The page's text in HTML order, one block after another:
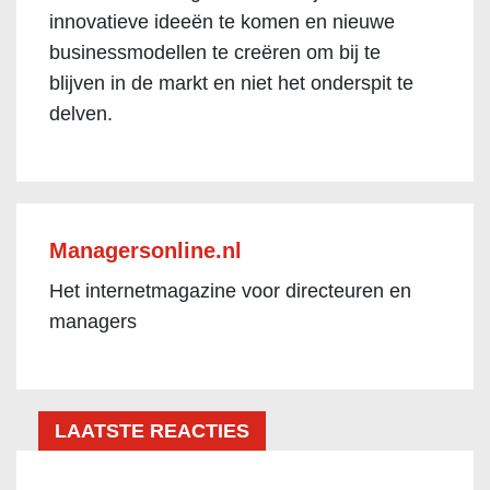
innovatieve ideeën te komen en nieuwe
businessmodellen te creëren om bij te
blijven in de markt en niet het onderspit te
delven.
Managersonline.nl
Het internetmagazine voor directeuren en
managers
LAATSTE REACTIES